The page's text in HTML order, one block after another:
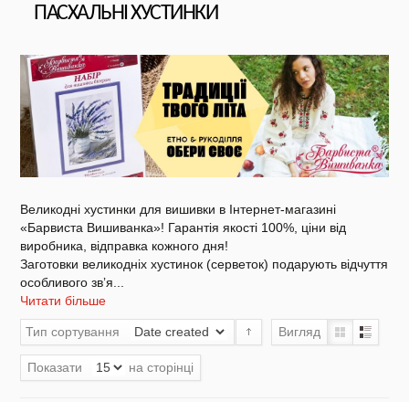
NEW DROP 26 - МОТАНКА
NEW - Колекція «Шедеври української
NEW 2026 - "Українська айдентика -
проєкт про вишиванки"
Нова колекція - НАША: ЗЕМЛЯ, НЕБО,
ПАСХАЛЬНІ ХУСТИНКИ
Великодні хустинки для вишивки в Інтернет-магазині
«Барвиста Вишиванка»! Гарантія якості 100%, ціни від
виробника, відправка кожного дня!
Заготовки великодніх хустинок (серветок) подарують відчуття
особливого звʼя...
Читати більше
Тип сортування Вигляд
Показати на сторінці